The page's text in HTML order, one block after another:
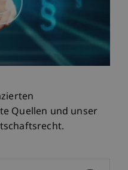
Quellen und unser